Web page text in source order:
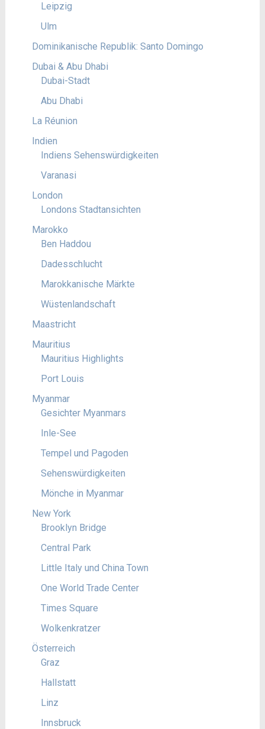
Leipzig
Ulm
Dominikanische Republik: Santo Domingo
Dubai & Abu Dhabi
Dubai-Stadt
Abu Dhabi
La Réunion
Indien
Indiens Sehenswürdigkeiten
Varanasi
London
Londons Stadtansichten
Marokko
Ben Haddou
Dadesschlucht
Marokkanische Märkte
Wüstenlandschaft
Maastricht
Mauritius
Mauritius Highlights
Port Louis
Myanmar
Gesichter Myanmars
Inle-See
Tempel und Pagoden
Sehenswürdigkeiten
Mönche in Myanmar
New York
Brooklyn Bridge
Central Park
Little Italy und China Town
One World Trade Center
Times Square
Wolkenkratzer
Österreich
Graz
Hallstatt
Linz
Innsbruck